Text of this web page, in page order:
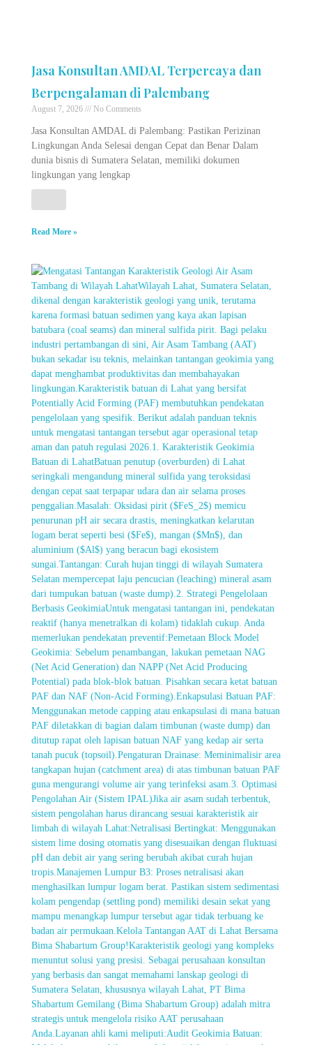
Jasa Konsultan AMDAL Terpercaya dan
Berpengalaman di Palembang
August 7, 2026 No Comments
Jasa Konsultan AMDAL di Palembang: Pastikan Perizinan
Lingkungan Anda Selesai dengan Cepat dan Benar Dalam
dunia bisnis di Sumatera Selatan, memiliki dokumen
lingkungan yang lengkap
Read More »